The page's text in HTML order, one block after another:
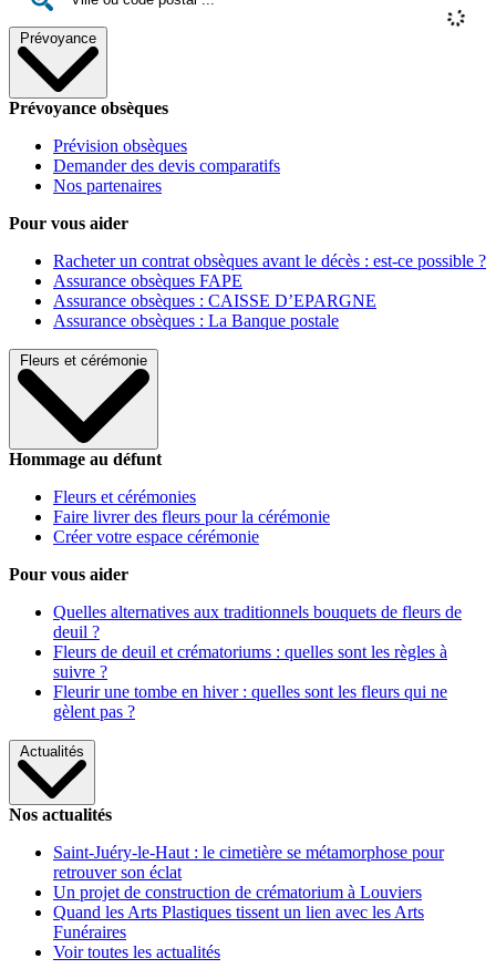
Prévoyance
Prévoyance obsèques
Prévision obsèques
Demander des devis comparatifs
Nos partenaires
Pour vous aider
Racheter un contrat obsèques avant le décès : est-ce possible ?
Assurance obsèques FAPE
Assurance obsèques : CAISSE D’EPARGNE
Assurance obsèques : La Banque postale
Fleurs et cérémonie
Hommage au défunt
Fleurs et cérémonies
Faire livrer des fleurs pour la cérémonie
Créer votre espace cérémonie
Pour vous aider
Quelles alternatives aux traditionnels bouquets de fleurs de
deuil ?
Fleurs de deuil et crématoriums : quelles sont les règles à
suivre ?
Fleurir une tombe en hiver : quelles sont les fleurs qui ne
gèlent pas ?
Actualités
Nos actualités
Saint-Juéry-le-Haut : le cimetière se métamorphose pour
retrouver son éclat
Un projet de construction de crématorium à Louviers
Quand les Arts Plastiques tissent un lien avec les Arts
Funéraires
Voir toutes les actualités